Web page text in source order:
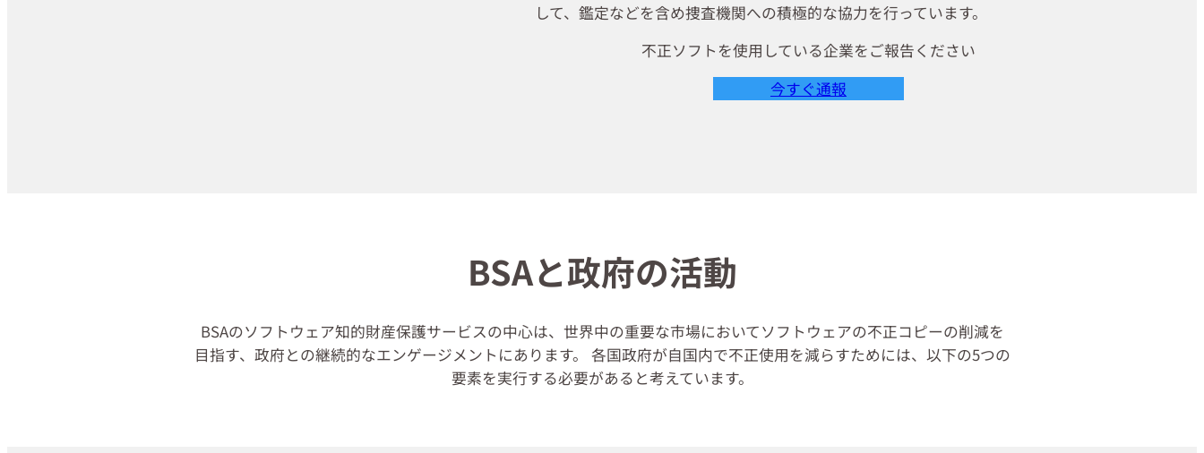
して、鑑定などを含め捜査機関への積極的な協力を行っています。
不正ソフトを使用している企業をご報告ください
今すぐ通報
BSAと政府の活動
BSAのソフトウェア知的財産保護サービスの中心は、世界中の重要な市場においてソフトウェアの不正コピーの削減を
目指す、政府との継続的なエンゲージメントにあります。 各国政府が自国内で不正使用を減らすためには、以下の5つの
要素を実行する必要があると考えています。